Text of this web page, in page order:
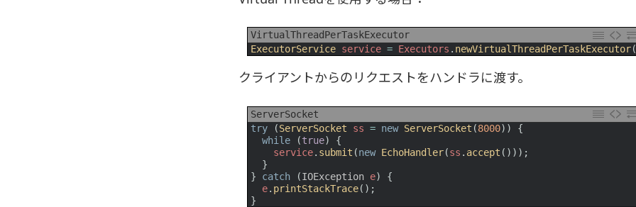
VirtualThreadPerTaskExecutor
ExecutorService service = Executors . newVirtualThreadPerTaskExecutor(
クライアントからのリクエストをハンドラに渡す。
ServerSocket
try (ServerSocket ss = new ServerSocket (8000) )
{
while
(true)
{
service. submit (new EchoHandler(ss . accept ( ) ) ) ;
}
}
catch (IOException e)
{
e. printStackTrace( ) ;
}